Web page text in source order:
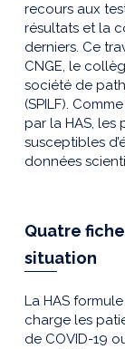
recours aux
résultats et la
derniers. Ce
CNGE, le
société de
(SPILF).
par la HAS, les
susceptibles
données
Quatre
situation
La HAS
charge les
de COVID-19